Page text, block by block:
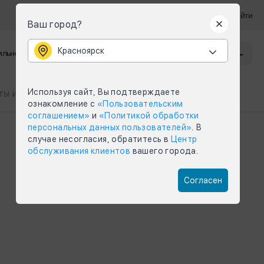
Войти
приложение Задать вопрос Меню
и заявки Справочная информация
Ваш город?
Красноярск
Используя сайт, Вы подтверждаете
ознакомление с «Пользовательским
соглашением» и «Политикой обработки
персональных данных пользователей» . В
случае несогласия, обратитесь в Центр
обслуживания клиентов вашего города.
Согласен